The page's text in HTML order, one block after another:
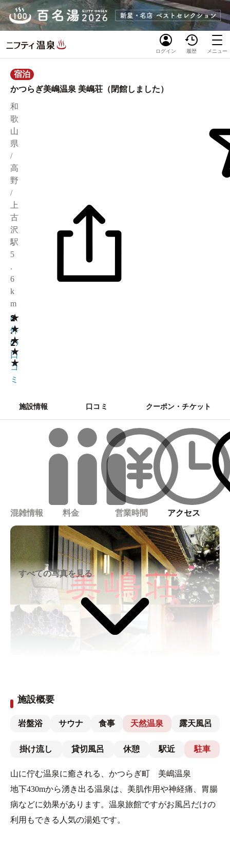
ログイン 履歴 メニュー
宿泊
かつらぎ美嶋温泉 美嶋荘（閉館しました）
和
歌
山
県
/
高
野
/
上
古
沢
駅
5
.
6
k
m
★
★
★
★
★
2
.
2
8
件
の
口
コ
ミ
施設情報 口コミ クーポン・チケット
混雑情報 料金 営業時間 アクセス
すべての写真を見る
施設概要
岩盤浴 サウナ 食事 天然温泉 露天風呂
掛け流し 貸切風呂 休憩 駅近 駐車
山に佇む温泉に癒される、かつらぎ町 美嶋温泉
地下430mから湧き出る温泉は、美肌作用や神経痛、胃腸
病などに効果があります。温泉旅館ですがお風呂だけの
利用もできる人気の湯処です。